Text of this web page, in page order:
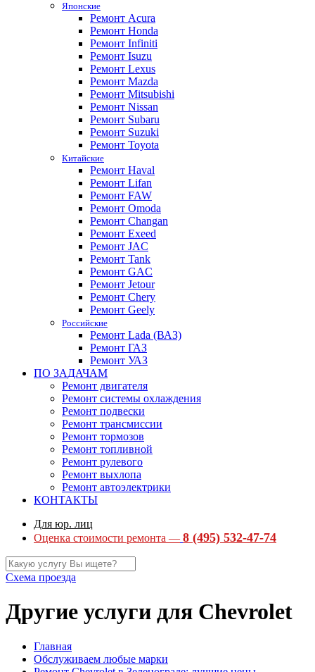
Японские
Ремонт Acura
Ремонт Honda
Ремонт Infiniti
Ремонт Isuzu
Ремонт Lexus
Ремонт Mazda
Ремонт Mitsubishi
Ремонт Nissan
Ремонт Subaru
Ремонт Suzuki
Ремонт Toyota
Китайские
Ремонт Haval
Ремонт Lifan
Ремонт FAW
Ремонт Omoda
Ремонт Changan
Ремонт Exeed
Ремонт JAC
Ремонт Tank
Ремонт GAC
Ремонт Jetour
Ремонт Chery
Ремонт Geely
Российские
Ремонт Lada (ВАЗ)
Ремонт ГАЗ
Ремонт УАЗ
ПО ЗАДАЧАМ
Ремонт двигателя
Ремонт системы охлаждения
Ремонт подвески
Ремонт трансмиссии
Ремонт тормозов
Ремонт топливной
Ремонт рулевого
Ремонт выхлопа
Ремонт автоэлектрики
КОНТАКТЫ
Для юр. лиц
Оценка стоимости ремонта — 8 (495) 532-47-74
Схема проезда
Другие услуги для Chevrolet
Главная
Обслуживаем любые марки